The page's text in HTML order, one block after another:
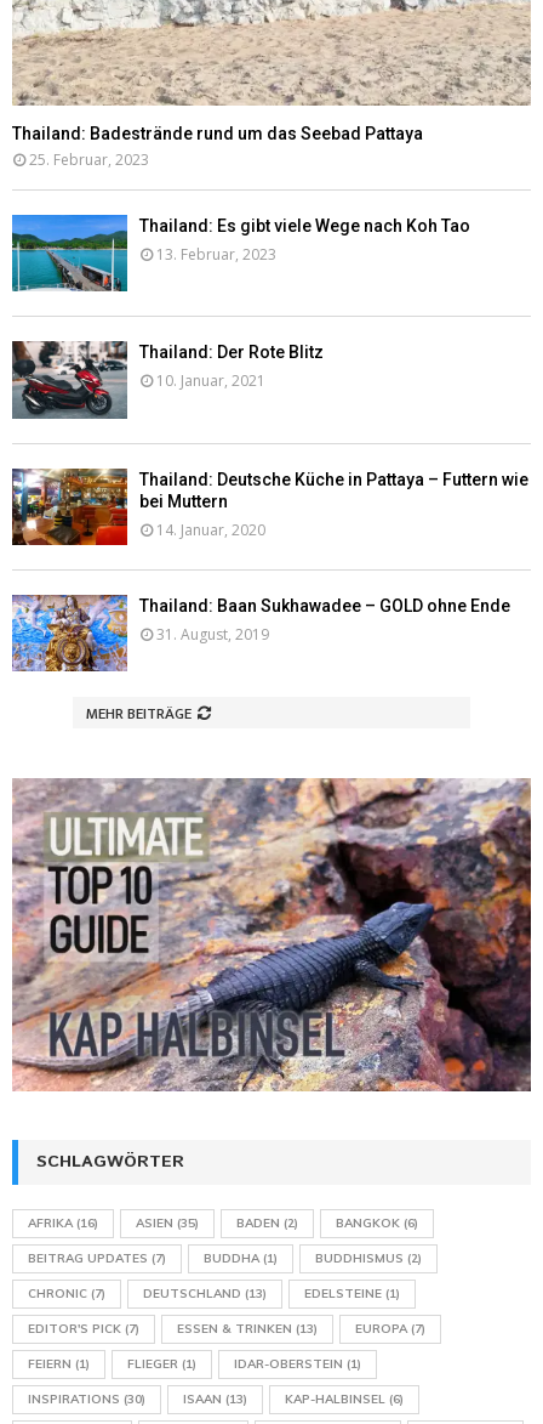
Thailand: Badestrände rund um das Seebad Pattaya
25. Februar, 2023
Thailand: Es gibt viele Wege nach Koh Tao
13. Februar, 2023
Thailand: Der Rote Blitz
10. Januar, 2021
Thailand: Deutsche Küche in Pattaya – Futtern wie
bei Muttern
14. Januar, 2020
Thailand: Baan Sukhawadee – GOLD ohne Ende
31. August, 2019
MEHR BEITRÄGE
SCHLAGWÖRTER
AFRIKA(16) ASIEN (35) BADEN (2) BANGKOK (6)
BEITRAG UPDATES (7) BUDDHA(1) BUDDHISMUS (2)
CHRONIC (7) DEUTSCHLAND (13) EDELSTEINE (1)
EDITOR'S PICK (7) ESSEN & TRINKEN (13) EUROPA(7)
FEIERN (1) FLIEGER (1) IDAR-OBERSTEIN (1)
INSPIRATIONS (30) ISAAN (13) KAP-HALBINSEL (6)